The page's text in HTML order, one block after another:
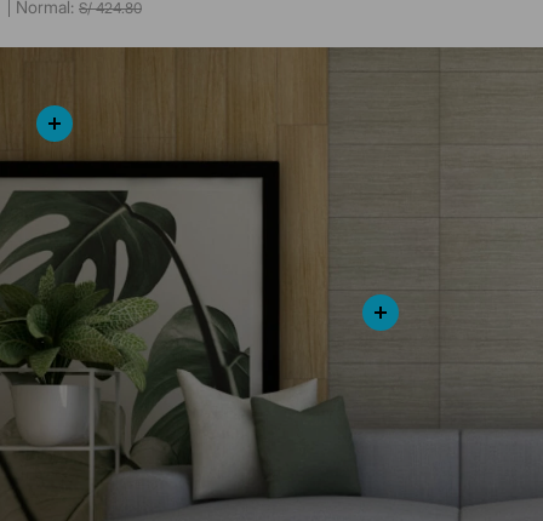
S/ 424.80